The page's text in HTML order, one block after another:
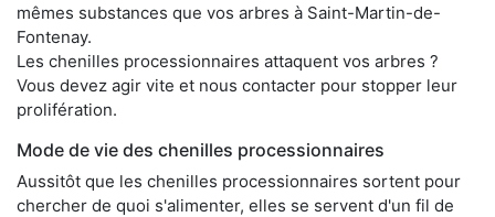
mêmes substances que vos arbres à Saint-Martin-de-
Fontenay.
Les chenilles processionnaires attaquent vos arbres ?
Vous devez agir vite et nous contacter pour stopper leur
prolifération.
Mode de vie des chenilles processionnaires
Aussitôt que les chenilles processionnaires sortent pour
chercher de quoi s'alimenter, elles se servent d'un fil de